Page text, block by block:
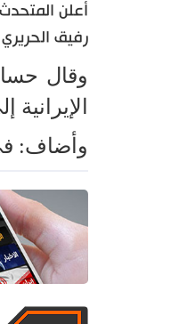
أعلن
رفيق
وقال
الإيرانية
وأضاف: